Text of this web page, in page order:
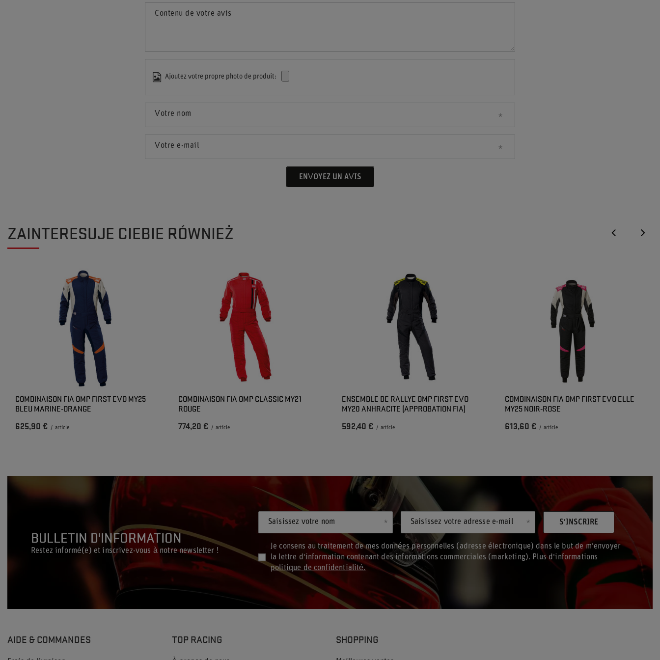
Contenu de votre avis
Ajoutez votre propre photo de produit:
Votre nom
Votre e-mail
ENVOYEZ UN AVIS
ZAINTERESUJE CIEBIE RÓWNIEŻ
COMBINAISON FIA OMP FIRST EVO MY25
BLEU MARINE-ORANGE
625,90 € / article
COMBINAISON FIA OMP CLASSIC MY21
ROUGE
774,20 € / article
ENSEMBLE DE RALLYE OMP FIRST EVO
MY20 ANHRACITE (APPROBATION FIA)
592,40 € / article
COMBINAISON FIA OMP FIRST EVO ELLE
MY25 NOIR-ROSE
613,60 € / article
BULLETIN D'INFORMATION
Restez informé(e) et inscrivez-vous à notre newsletter !
Saisissez votre nom Saisissez votre adresse e-mail
Je consens au traitement de mes données personnelles (adresse électronique) dans le but de m'envoyer
la lettre d'information contenant des informations commerciales (marketing). Plus d'informations
politique de confidentialité.
S'INSCRIRE
AIDE & COMMANDES TOP RACING SHOPPING